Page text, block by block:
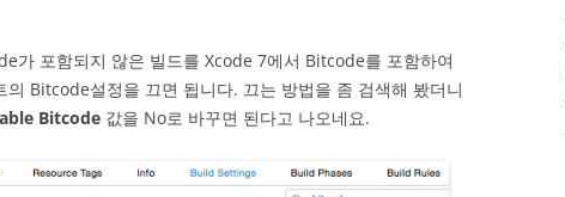
가 포함되지 않은 빌드를 Xcode 7에서 Bitcode를 포함하여
Bitcode설정을 끄면 됩니다. 끄는 방법을 좀 검색해 봤더니
Bitcode 값을 No로 바꾸면 된다고 나오네요.